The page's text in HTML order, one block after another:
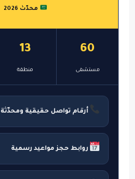
محدّث 2026
60
مستشفى
13
منطقة
أرقام تواصل حقيقية ومحدّثة
روابط حجز مواعيد رسمية